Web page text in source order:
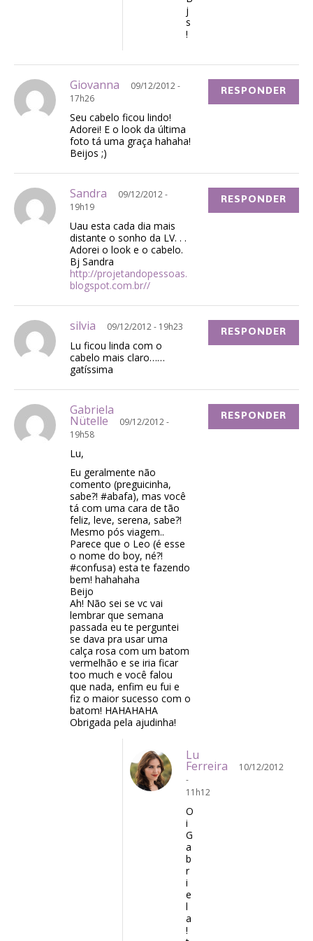
j
s
!
Giovanna
09/12/2012 -
17h26
Seu cabelo ficou lindo!
Adorei! E o look da última
foto tá uma graça hahaha!
Beijos ;)
RESPONDER
Sandra
09/12/2012 -
19h19
Uau esta cada dia mais
distante o sonho da LV. . .
Adorei o look e o cabelo.
Bj Sandra
http://projetandopessoas.
blogspot.com.br//
RESPONDER
silvia 09/12/2012 - 19h23
Lu ficou linda com o
cabelo mais claro……
gatíssima
RESPONDER
Gabriela
Nütelle
09/12/2012 -
19h58
Lu,
Eu geralmente não
comento (preguicinha,
sabe?! #abafa), mas você
tá com uma cara de tão
feliz, leve, serena, sabe?!
Mesmo pós viagem..
Parece que o Leo (é esse
o nome do boy, né?!
#confusa) esta te fazendo
bem! hahahaha
Beijo
Ah! Não sei se vc vai
lembrar que semana
passada eu te perguntei
se dava pra usar uma
calça rosa com um batom
vermelhão e se iria ficar
too much e você falou
que nada, enfim eu fui e
fiz o maior sucesso com o
batom! HAHAHAHA
Obrigada pela ajudinha!
RESPONDER
Lu
Ferreira
10/12/2012
-
11h12
O
i
G
a
b
r
i
e
l
a
!